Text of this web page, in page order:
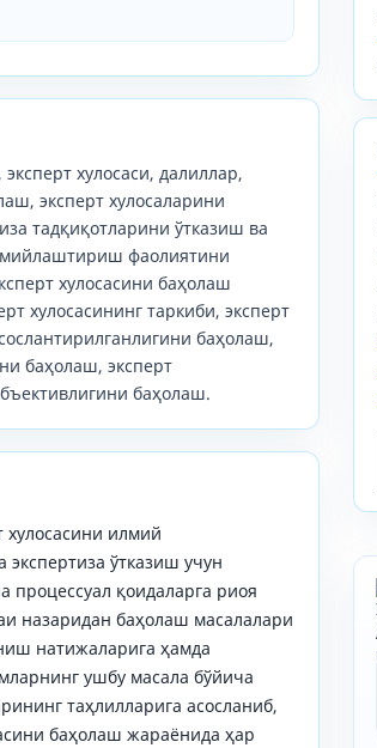
эксперт хулосаси, далиллар,
эксперт хулосаларини
тадқиқотларини ўтказиш ва
фаолиятини
хулосасини баҳолаш
хулосасининг таркиби, эксперт
баҳолаш,
баҳолаш, эксперт
баҳолаш.
хулосасини илмий
экспертиза ўтказиш учун
процессуал қоидаларга риоя
назаридан баҳолаш масалалари
натижаларига ҳамда
ушбу масала бўйича
таҳлилларига асосланиб,
баҳолаш жараёнида ҳар